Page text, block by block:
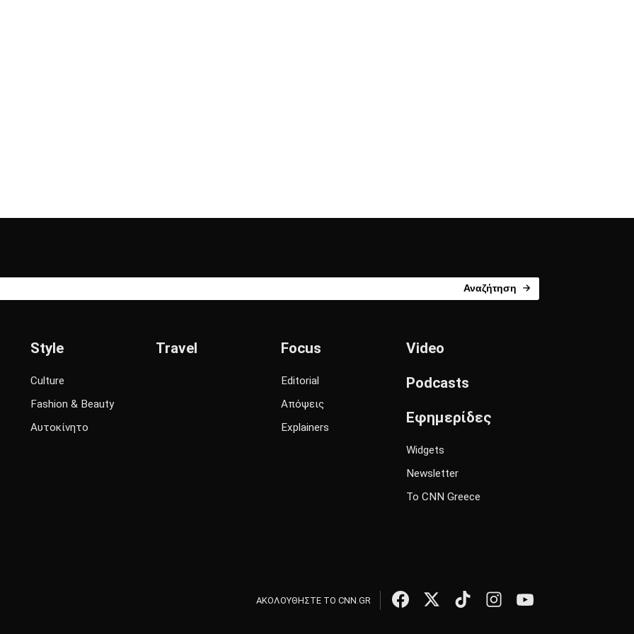
Αναζήτηση
Style
Culture
Fashion & Beauty
Αυτοκίνητο
Travel Focus
Editorial
Απόψεις
Explainers
Video
Podcasts
Εφημερίδες
Widgets
Newsletter
Το CNN Greece
ΑΚΟΛΟΥΘΗΣΤΕ ΤΟ CNN.GR